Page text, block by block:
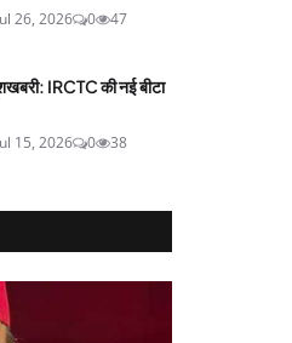
26, 2026 0 47
IRCTC की नई बीटा
15, 2026 0 38